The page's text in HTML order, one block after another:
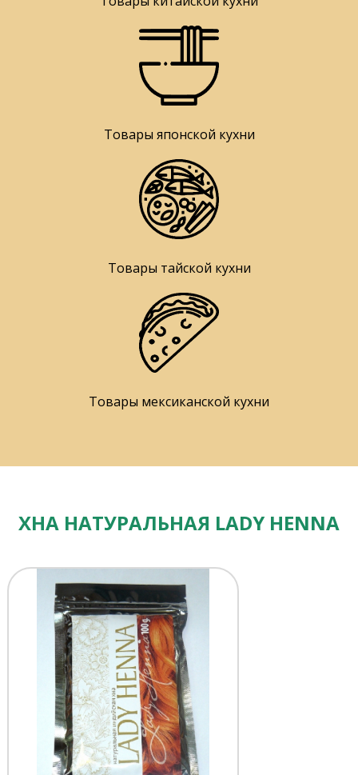
Товары японской кухни
Товары тайской кухни
Товары мексиканской кухни
ХНА НАТУРАЛЬНАЯ LADY HENNA